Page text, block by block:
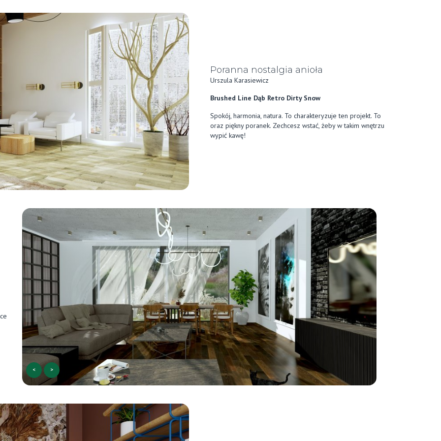
Poranna nostalgia anioła
Urszula Karasiewicz
Brushed Line Dąb Retro Dirty Snow
Spokój, harmonia, natura. To charakteryzuje ten projekt. To
oraz piękny poranek. Zechcesz wstać, żeby w takim wnętrzu
wypić kawę!
< >